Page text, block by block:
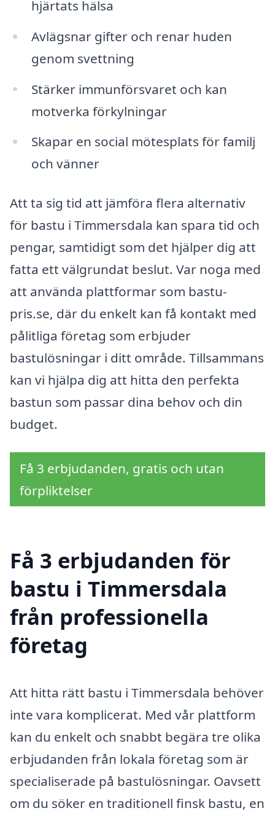
hjärtats hälsa
Avlägsnar gifter och renar huden
genom svettning
Stärker immunförsvaret och kan
motverka förkylningar
Skapar en social mötesplats för familj
och vänner
Att ta sig tid att jämföra flera alternativ
för bastu i Timmersdala kan spara tid och
pengar, samtidigt som det hjälper dig att
fatta ett välgrundat beslut. Var noga med
att använda plattformar som bastu-
pris.se, där du enkelt kan få kontakt med
pålitliga företag som erbjuder
bastulösningar i ditt område. Tillsammans
kan vi hjälpa dig att hitta den perfekta
bastun som passar dina behov och din
budget.
Få 3 erbjudanden, gratis och utan
förpliktelser
Få 3 erbjudanden för
bastu i Timmersdala
från professionella
företag
Att hitta rätt bastu i Timmersdala behöver
inte vara komplicerat. Med vår plattform
kan du enkelt och snabbt begära tre olika
erbjudanden från lokala företag som är
specialiserade på bastulösningar. Oavsett
om du söker en traditionell finsk bastu, en